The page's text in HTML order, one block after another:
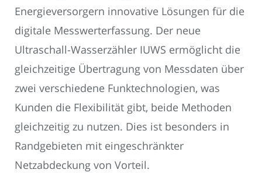
Energieversorgern innovative Lösungen für die
digitale Messwerterfassung. Der neue
Ultraschall-Wasserzähler IUWS ermöglicht die
gleichzeitige Übertragung von Messdaten über
zwei verschiedene Funktechnologien, was
Kunden die Flexibilität gibt, beide Methoden
gleichzeitig zu nutzen. Dies ist besonders in
Randgebieten mit eingeschränkter
Netzabdeckung von Vorteil.